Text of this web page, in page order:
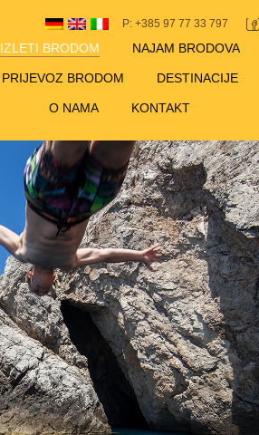
P: +385 97 77 33 797
IZLETI BRODOM NAJAM BRODOVA
PRIJEVOZ BRODOM DESTINACIJE
O NAMA KONTAKT